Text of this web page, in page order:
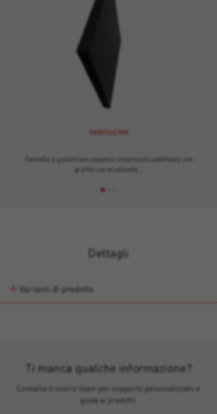
VARITHERM
Pannello in polistirene espanso sinterizzato additivato con
grafite con eccellente…
Dettagli
Varianti di prodotto
Ti manca qualche informazione?
Contatta il nostro team per supporto personalizzato e
guida ai prodotti.